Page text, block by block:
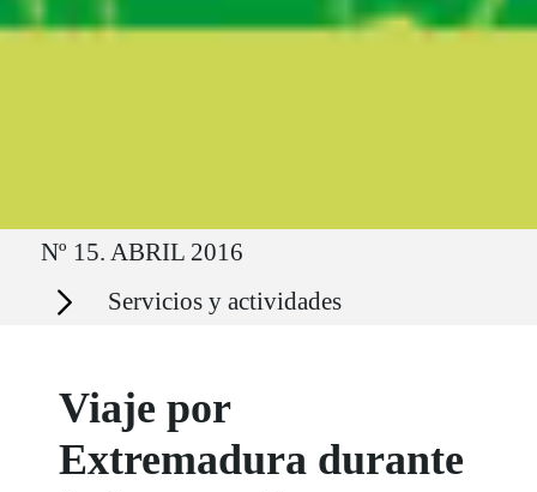
Ruta del sitio
Nº 15. ABRIL 2016
Secciones Servicios y actividades
Viaje por
Extremadura durante